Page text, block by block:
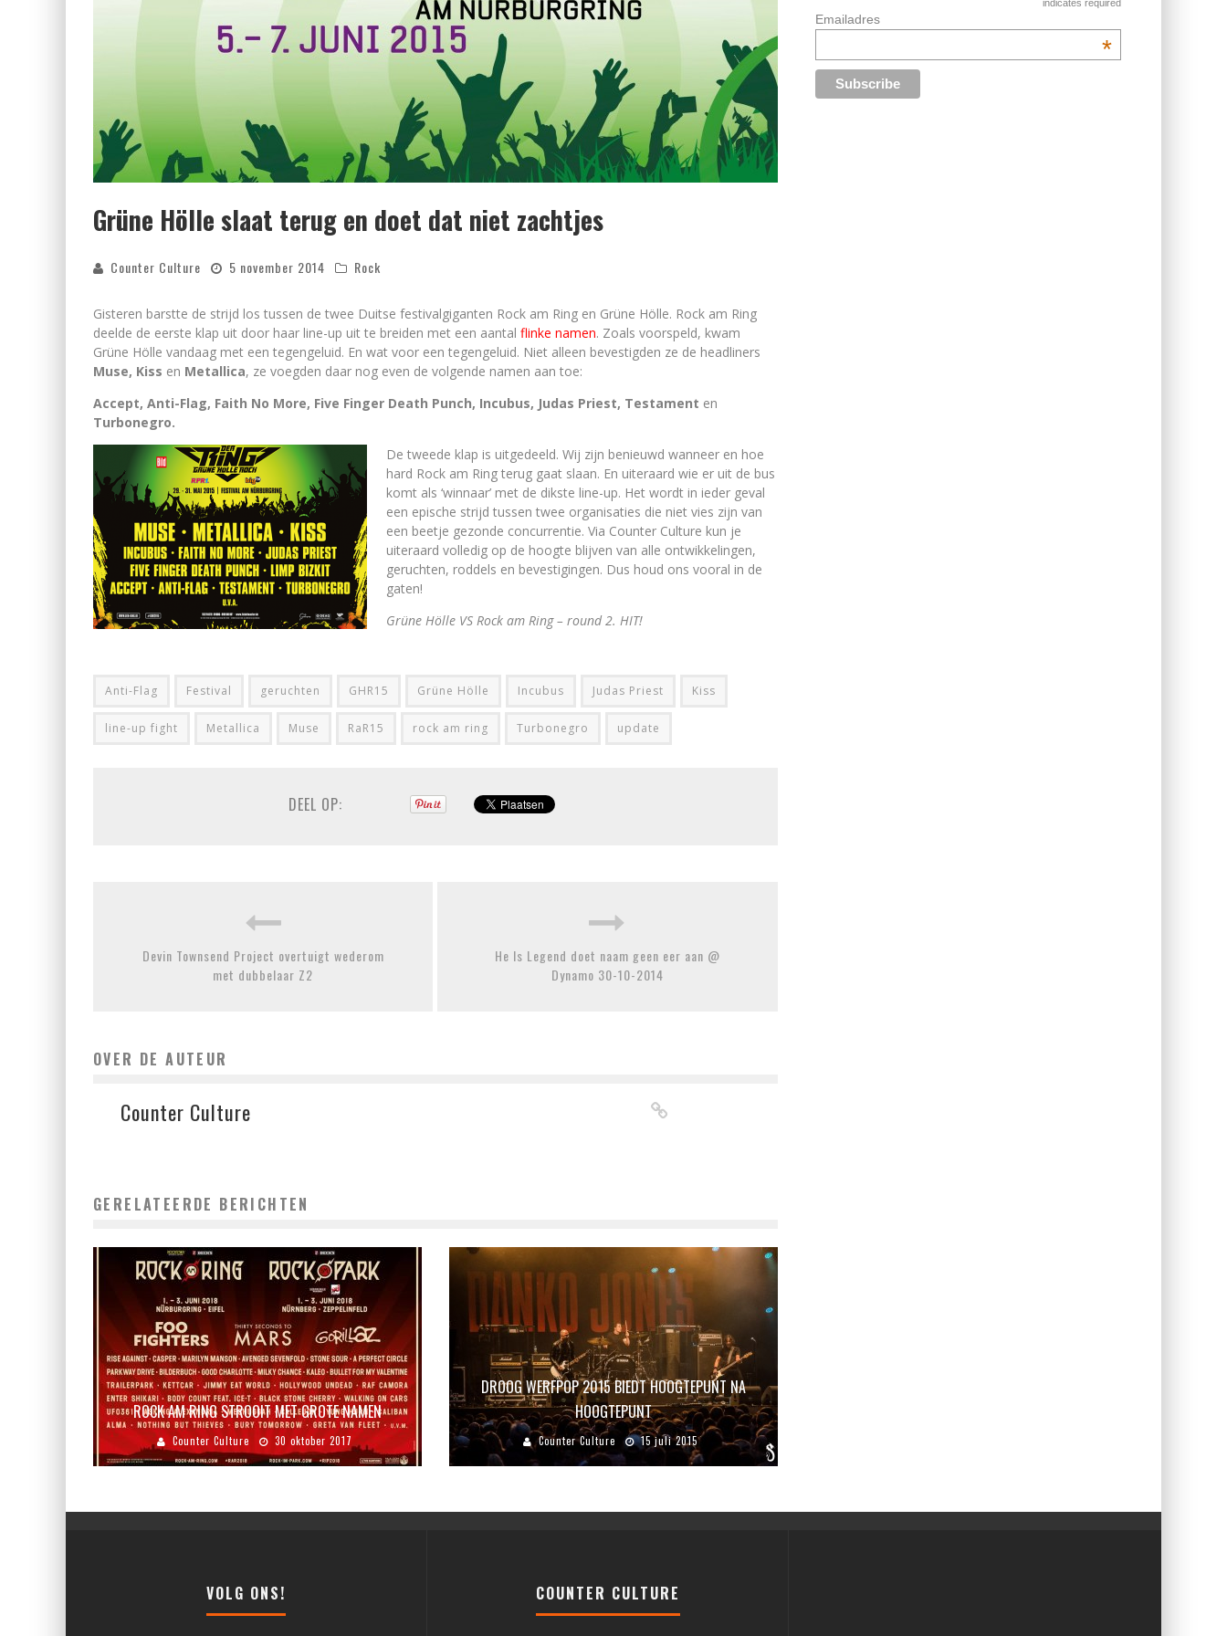
Grüne Hölle slaat terug en doet dat niet zachtjes
Counter Culture 5 november 2014 Rock
Gisteren barstte de strijd los tussen de twee Duitse festivalgiganten Rock am Ring en Grüne Hölle. Rock am Ring
deelde de eerste klap uit door haar line-up uit te breiden met een aantal flinke namen. Zoals voorspeld, kwam
Grüne Hölle vandaag met een tegengeluid. En wat voor een tegengeluid. Niet alleen bevestigden ze de headliners
Muse, Kiss en Metallica, ze voegden daar nog even de volgende namen aan toe:
Accept, Anti-Flag, Faith No More, Five Finger Death Punch, Incubus, Judas Priest, Testament en
Turbonegro.
De tweede klap is uitgedeeld. Wij zijn benieuwd wanneer en hoe
hard Rock am Ring terug gaat slaan. En uiteraard wie er uit de bus
komt als ‘winnaar’ met de dikste line-up. Het wordt in ieder geval
een epische strijd tussen twee organisaties die niet vies zijn van
een beetje gezonde concurrentie. Via Counter Culture kun je
uiteraard volledig op de hoogte blijven van alle ontwikkelingen,
geruchten, roddels en bevestigingen. Dus houd ons vooral in de
gaten!
Grüne Hölle VS Rock am Ring – round 2. HIT!
Anti-Flag Festival geruchten GHR15 Grüne Hölle Incubus Judas Priest Kiss
line-up fight Metallica Muse RaR15 rock am ring Turbonegro update
DEEL OP:
Devin Townsend Project overtuigt wederom
met dubbelaar Z2
He Is Legend doet naam geen eer aan @
Dynamo 30-10-2014
OVER DE AUTEUR
Counter Culture
GERELATEERDE BERICHTEN
ROCK AM RING STROOIT MET GROTE NAMEN
Counter Culture 30 oktober 2017
DROOG WERFPOP 2015 BIEDT HOOGTEPUNT NA
HOOGTEPUNT
Counter Culture 15 juli 2015
indicates required
Emailadres
*
VOLG ONS! COUNTER CULTURE